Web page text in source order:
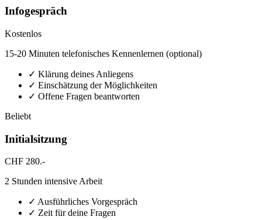
Infogespräch
Kostenlos
15-20 Minuten telefonisches Kennenlernen (optional)
✓ Klärung deines Anliegens
✓ Einschätzung der Möglichkeiten
✓ Offene Fragen beantworten
Beliebt
Initialsitzung
CHF 280.-
2 Stunden intensive Arbeit
✓ Ausführliches Vorgespräch
✓ Zeit für deine Fragen